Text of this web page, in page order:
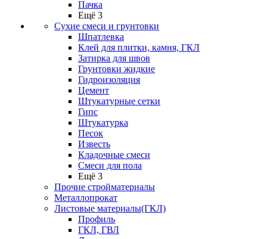
Пачка
Ещё 3
Сухие смеси и грунтовки
Шпатлевка
Клей для плитки, камня, ГКЛ
Затирка для швов
Грунтовки жидкие
Гидроизоляция
Цемент
Штукатурные сетки
Гипс
Штукатурка
Песок
Известь
Кладочные смеси
Смеси для пола
Ещё 3
Прочие стройматериалы
Металлопрокат
Листовые материалы(ГКЛ)
Профиль
ГКЛ, ГВЛ